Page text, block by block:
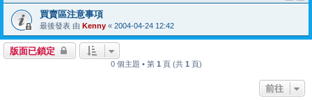
買賣區注意事項
最後發表 由 Kenny « 2004-04-24 12:42
版面已鎖定
0 個主題 • 第 1 頁 (共 1 頁)
前往